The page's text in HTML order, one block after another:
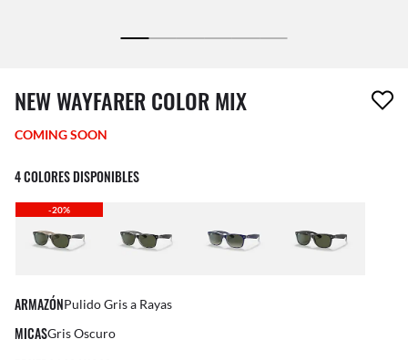
El artículo se ha eliminado de tu lista de deseos.
NEW WAYFARER COLOR MIX
COMING SOON
4 COLORES DISPONIBLES
-20%
ARMAZÓNPulido Gris a Rayas
MICASGris Oscuro